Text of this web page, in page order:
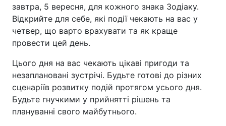
завтра, 5 вересня, для кожного знака Зодіаку.
Відкрийте для себе, які події чекають на вас у
четвер, що варто врахувати та як краще
провести цей день.
Цього дня на вас чекають цікаві пригоди та
незаплановані зустрічі. Будьте готові до різних
сценаріїв розвитку подій протягом усього дня.
Будьте гнучкими у прийнятті рішень та
плануванні свого майбутнього.